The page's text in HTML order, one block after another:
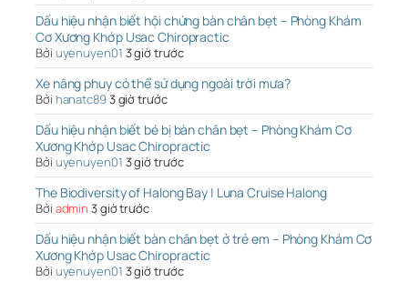
Dấu hiệu nhận biết hội chứng bàn chân bẹt – Phòng Khám
Cơ Xương Khớp Usac Chiropractic
Bởi uyenuyen01 3 giờ trước
Xe nâng phuy có thể sử dụng ngoài trời mưa?
Bởi hanatc893 giờ trước
Dấu hiệu nhận biết bé bị bàn chân bẹt – Phòng Khám Cơ
Xương Khớp Usac Chiropractic
Bởi uyenuyen01 3 giờ trước
The Biodiversity of Halong Bay | Luna Cruise Halong
Bởi admin 3 giờ trước
Dấu hiệu nhận biết bàn chân bẹt ở trẻ em – Phòng Khám Cơ
Xương Khớp Usac Chiropractic
Bởi uyenuyen01 3 giờ trước